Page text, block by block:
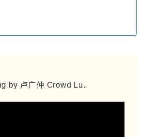
by 卢广仲 Crowd Lu.